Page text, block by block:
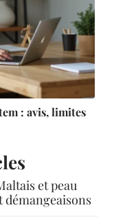
: avis, limites
et peau